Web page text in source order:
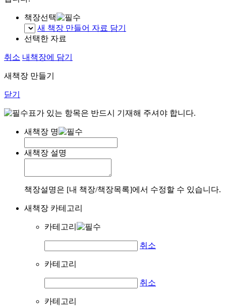
책장선택
새 책장 만들어 자료 담기
선택한 자료
취소 내책장에 담기
새책장 만들기
닫기
표가 있는 항목은 반드시 기재해 주셔야 합니다.
새책장 명
새책장 설명
책장설명은 [내 책장/책장목록]에서 수정할 수 있습니다.
새책장 카테고리
카테고리
취소
카테고리
취소
카테고리